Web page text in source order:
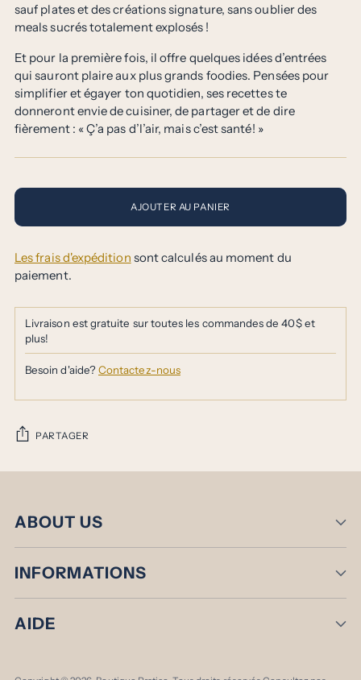
sauf plates et des créations signature, sans oublier des
meals sucrés totalement explosés !
Et pour la première fois, il offre quelques idées d’entrées
qui sauront plaire aux plus grands foodies. Pensées pour
simplifier et égayer ton quotidien, ses recettes te
donneront envie de cuisiner, de partager et de dire
fièrement : « Ç’a pas d’l’air, mais c’est santé! »
AJOUTER AU PANIER
Les frais d'expédition sont calculés au moment du
paiement.
Livraison est gratuite sur toutes les commandes de 40$ et
plus!
Besoin d'aide?Contactez-nous
PARTAGER
produit
à
votre
panier
ABOUT US
INFORMATIONS
AIDE